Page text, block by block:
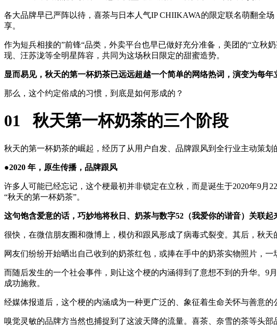
各大品牌早已严阵以待，喜茶与日本人气IP CHIIKAWA的限定联名萌翻全
享。
作为短兵相接的”前锋“品类，外卖平台也早已做好充分准备，美团的“立秋
现、汪苏泷等全明星阵容，共同为这场秋日限定的甜蜜造势。
显而易见，秋天的第一杯奶茶已远远超越一个简单的网络热词，演变为每
那么，这个约定俗成的习惯，到底是如何形成的？
01 秋天第一杯奶茶的三个阶段
秋天的第一杯奶茶的崛起，经历了从用户自发、品牌跟风到全行业主动策
●2020 年，原生传播，品牌跟风
许多人可能已经忘记，这个梗最初并非锁定在立秋，而是诞生于2020年9月
“秋天的第一杯奶茶”。
这句饱含爱意的话，巧妙地将秋日、奶茶与数字52（我爱你的谐音）关联起
很快，在微信朋友圈和微博上，模仿和跟风形成了病毒式裂变。其后，秋
网友们纷纷开始晒出自己收到的奶茶红包，或捧在手中的奶茶实物照片，一
而随后发生的一个社会事件，则让这个梗的内涵得到了意想不到的升华。9
成功施救。
经媒体报道后，这个梗的内涵成为一种更广泛的、象征着生命关怀与善意的
嗅觉灵敏的品牌方当然也捕捉到了这波天降的流量。喜茶、奈雪的茶等头部